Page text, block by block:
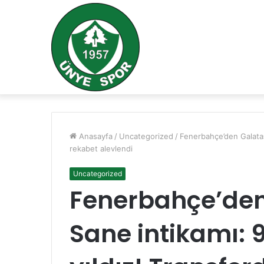
Anasayfa / Uncategorized / Fenerbahçe’den
rekabet alevlendi
Uncategorized
Sane intikamı: